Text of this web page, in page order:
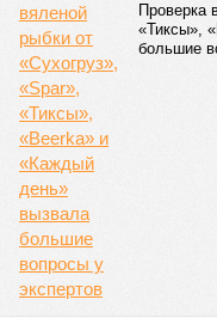
Проверка
«Тиксы»,
большие